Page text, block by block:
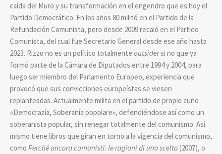
caída del Muro y su transformación en el engendro que es hoy el
Partido Democrático. En los años 80 militó en el Partido de la
Refundación Comunista, pero desde 2009 recaló en el Partido
Comunista, del cual fue Secretario General desde ese año hasta
2023. Rizzo no es un político totalmente outsidersi no que ya
formó parte de la Cámara de Diputados entre 1994 y 2004, para
luego ser miembro del Parlamento Europeo, experiencia que
provocó que sus convicciones europeístas se viesen
replanteadas. Actualmente milita en el partido de propio cuño
«Democrazía, Soberanía popolare», defendiéndose así como un
soberanista popular, sin renegar totalmente del comunismo. Así
mismo tiene libros que giran en torno a la vigencia del comunismo,
como Perché ancora comunisti: le ragioni di una scelta(2007), o